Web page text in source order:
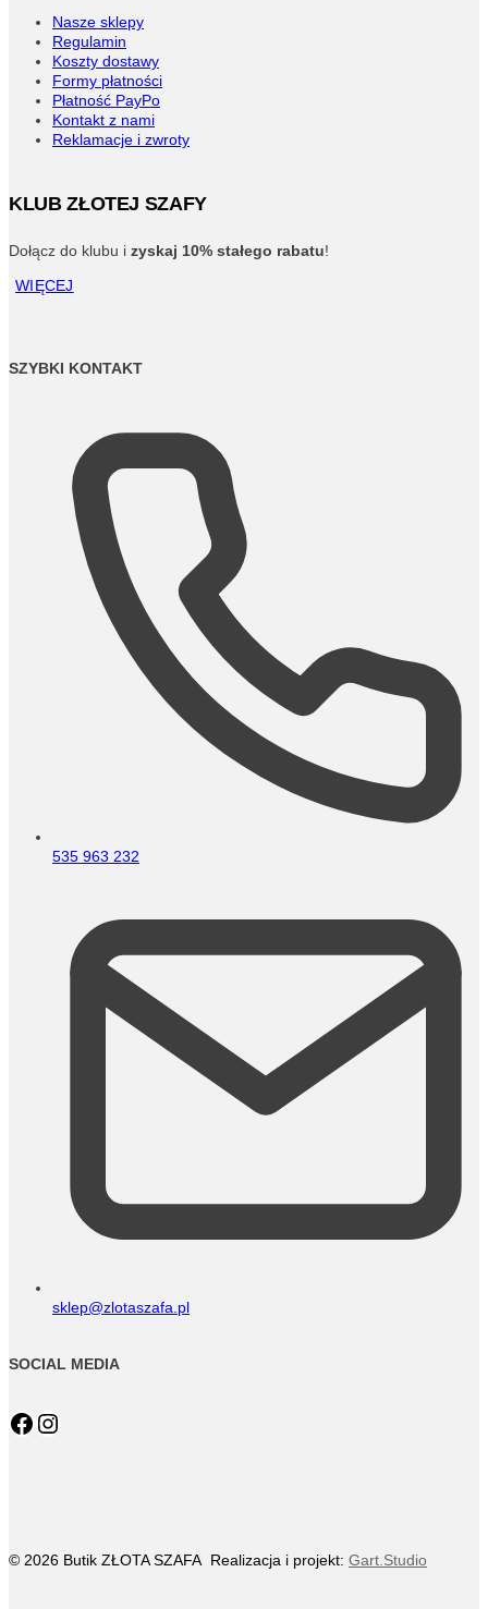
Nasze sklepy
Regulamin
Koszty dostawy
Formy płatności
Płatność PayPo
Kontakt z nami
Reklamacje i zwroty
KLUB ZŁOTEJ SZAFY
Dołącz do klubu i zyskaj 10% stałego rabatu!
WIĘCEJ
SZYBKI KONTAKT
535 963 232
sklep@zlotaszafa.pl
SOCIAL MEDIA
Facebook
Instagram
© 2026 Butik ZŁOTA SZAFA Realizacja i projekt: Gart.Studio